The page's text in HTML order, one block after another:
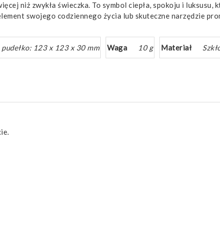
niż zwykła świeczka. To symbol ciepła, spokoju i
swojego codziennego życia lub skuteczne narzędzie
pudełko: 123 x 123 x 30 mm Waga 10 g Materiał